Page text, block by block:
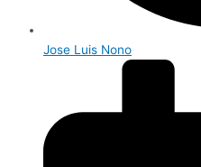
Jose Luis Nono